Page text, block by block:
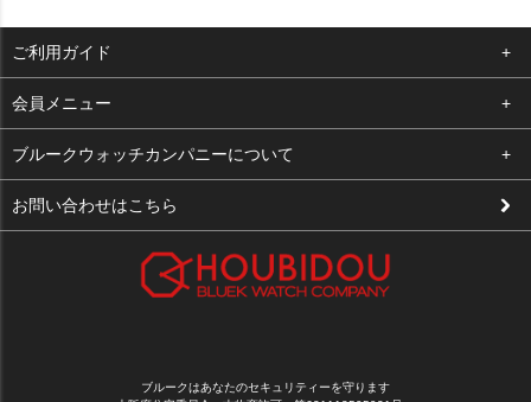
ご利用ガイド
よくある質問
支払い・送料
修理依頼
会員メニュー
ログイン
お気に入り
ブルークウォッチカンパニーについて
会社概要
お問い合わせはこちら
ブルークはあなたのセキュリティーを守ります